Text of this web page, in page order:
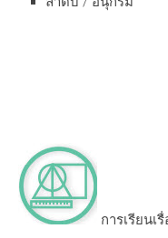
การเรียนเ